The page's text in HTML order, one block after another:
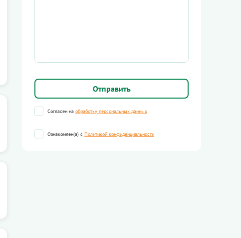
Согласен на обработку персональных данных
Ознакомлен(а) с Политикой конфиденциальности